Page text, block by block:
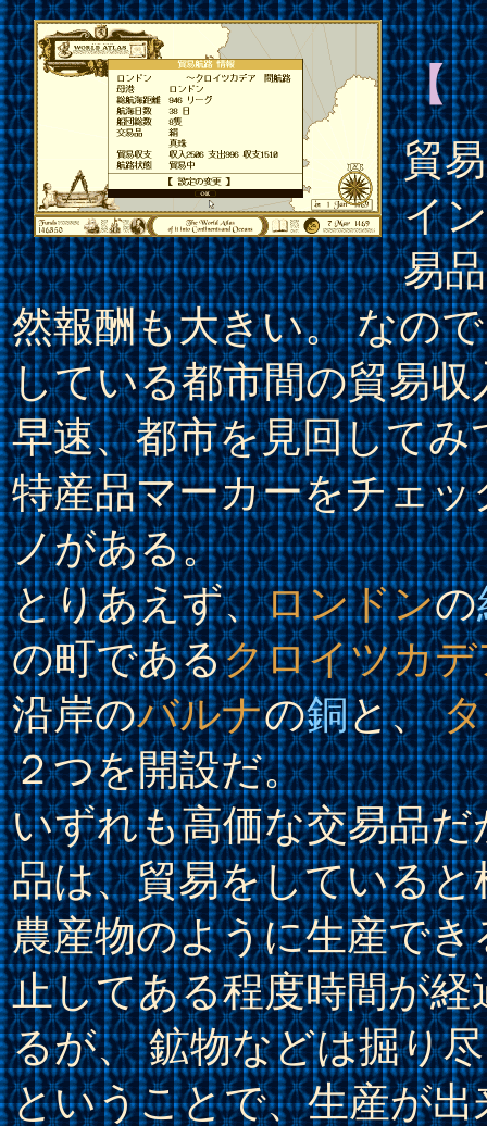
【
貿
イ
易
然報酬も大きい。 なの
している都市間の貿易
早速、都市を見回して
特産品マーカーをチェ
ノがある。
とりあえず、ロンドンの
の町であるクロイツカデ
沿岸のバルナの銅と、
２つを開設だ。
いずれも高価な交易品
品は、貿易をしている
農産物のように生産で
止してある程度時間が
るが、 鉱物などは掘り
ということで、生産が